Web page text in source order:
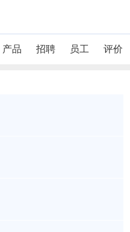
产品 招聘 员工 评价